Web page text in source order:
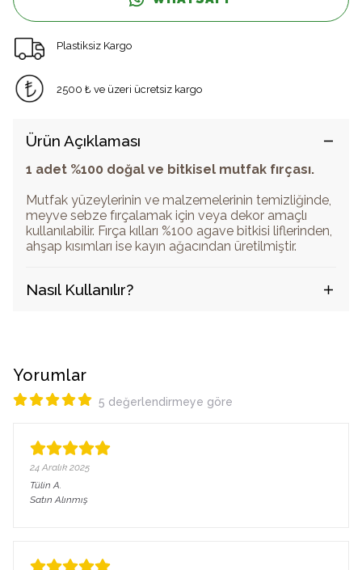
Plastiksiz Kargo
2500 ₺ ve üzeri ücretsiz kargo
Ürün Açıklaması
1 adet %100 doğal ve bitkisel mutfak fırçası.
Mutfak yüzeylerinin ve malzemelerinin temizliğinde,
meyve sebze fırçalamak için veya dekor amaçlı
kullanılabilir. Fırça kılları %100 agave bitkisi liflerinden,
ahşap kısımları ise kayın ağacından üretilmiştir.
Nasıl Kullanılır?
Yorumlar
5 değerlendirmeye göre
24 Aralık 2025
Tülin A.
Satın Alınmış